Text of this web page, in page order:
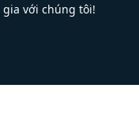
với chúng tôi!